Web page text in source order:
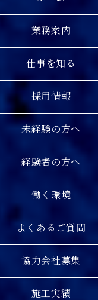
業務案内
仕事を知る
採用情報
未経験の方へ
経験者の方へ
働く環境
よくあるご質問
協力会社募集
施工実績